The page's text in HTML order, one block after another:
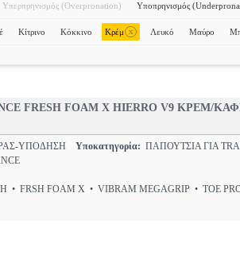
Υπερπρηνισμός (Overpronation) Υποπρηνισμός
Κίτρινο Κόκκινο Κρέμ x Λευκό Μαύρο
FRESH FOAM X HIERRO V9 ΚΡΕΜ/
ΥΠΟΔΗΣΗ Υποκατηγορία: ΠΑΠΟΥΤΣΙΑ ΓΙΑ
• FRSH FOAM X • VIBRAM MEGAGRIP • TOE